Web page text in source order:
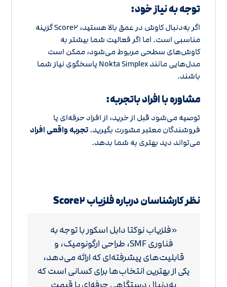
توجه به نیاز خود:
اگر به‌دنبال کاوش در عمق بالا هستید، Score۲ گزینه
مناسبی است. اما اگر فعالیت شما بیشتر به
کاوش‌های سطحی مربوط می‌شود، ممکن است
مدل‌هایی مانند Nokta Simplex پاسخگوی نیاز شما
باشند.
مشاوره با افراد باتجربه:
توصیه می‌شود قبل از خرید، از افراد حرفه‌ای یا
فروشندگان معتبر مشورت بگیرید.تجربه واقعی افراد
می‌تواند دید بهتری به شما بدهد.
نظر کارشناسان درباره فلزیاب Score۲
«فلزیاب نوکتا دابل اسکور با توجه به
فناوری SMF، طراحی ارگونومیک، و
قابلیت‌های پیشرفته‌ای که ارائه می‌دهد،
یکی از بهترین انتخاب‌ها برای کسانی است که